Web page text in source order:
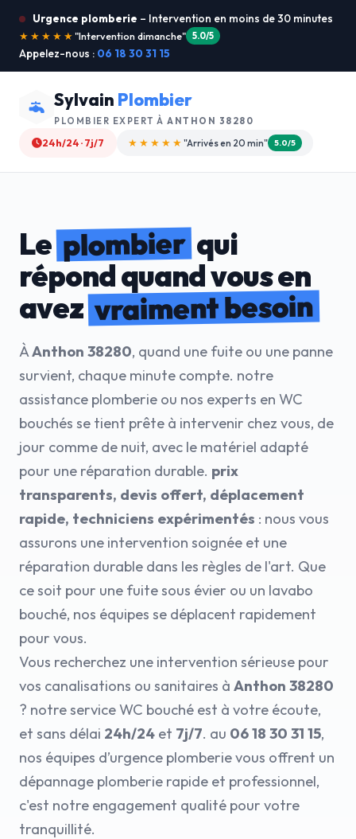
Urgence plomberie – Intervention en moins de 30 minutes
★★★★★"Je recommande !" 4.9/5
Appelez-nous : 06 18 30 31 15
Sylvain Plombier
PLOMBIER EXPERT À ANTHON 38280
24h/24 · 7j/7 ★★★★☆ "Devis gratuit" 4.8/5
Leplombierqui
répond quand vous en
avezvraiment besoin
ÀAnthon 38280, quand une fuite ou une panne
survient, chaque minute compte. notre
assistance plomberie ou nos experts en WC
bouchés se tient prête à intervenir chez vous, de
jour comme de nuit, avec le matériel adapté
pour une réparation durable. prix
transparents, devis offert, déplacement
rapide, techniciens expérimentés : nous vous
assurons une intervention soignée et une
réparation durable dans les règles de l'art. Que
ce soit pour une fuite sous évier ou un lavabo
bouché, nos équipes se déplacent rapidement
pour vous.
Vous recherchez une intervention sérieuse pour
vos canalisations ou sanitaires à Anthon 38280
? notre service WC bouché est à votre écoute,
et sans délai 24h/24 et 7j/7. au 06 18 30 31 15,
nos équipes d’urgence plomberie vous offrent un
dépannage plomberie rapide et professionnel,
c'est notre engagement qualité pour votre
tranquillité.